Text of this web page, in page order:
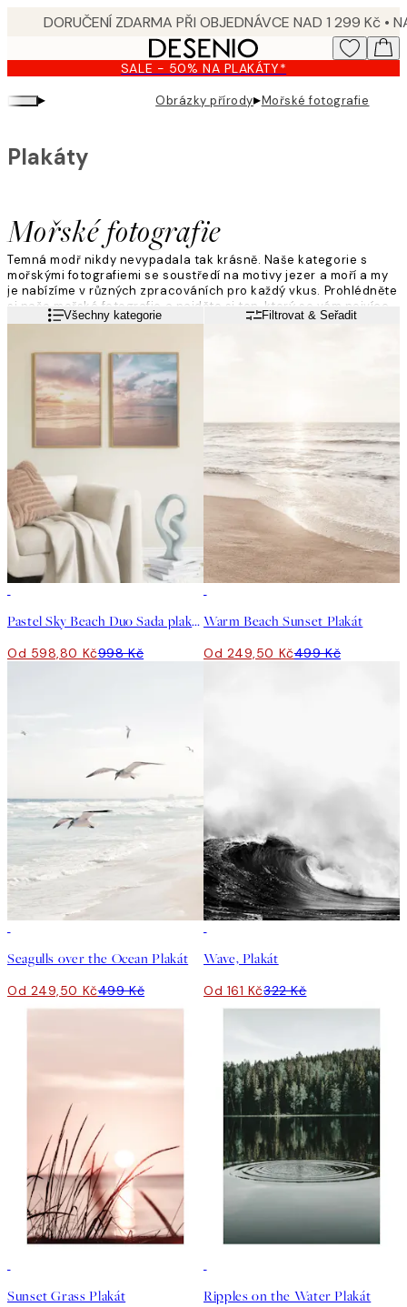
content.
SALE - 50% NA PLAKÁTY*
▸ Obrázky přírody▸Mořské fotografie
Mořské fotografie
Plakáty
Temná modř nikdy nevypadala tak krásně. Naše kategorie s
mořskými fotografiemi se soustředí na motivy jezer a moří a my
je nabízíme v různých zpracováních pro každý vkus. Prohlédněte
si naše mořské fotografie a najděte si ten, který se vám nejvíce
líbí. Pověste ho do padnoucího rámu a doplňte si obrazovou
Přečtěte si víceVšechny kategorie Filtrovat & Seřadit
Pastel Sky Beach Duo Sada plakátů
Od 598,80 Kč998 Kč
Warm Beach Sunset Plakát
Od 249,50 Kč499 Kč
Seagulls over the Ocean Plakát
Od 249,50 Kč499 Kč
Wave, Plakát
Od 161 Kč322 Kč
Sunset Grass Plakát Ripples on the Water Plakát